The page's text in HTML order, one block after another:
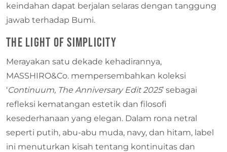
keindahan dapat berjalan selaras dengan tanggung
jawab terhadap Bumi.
The Light of Simplicity
Merayakan satu dekade kehadirannya,
MASSHIRO&Co. mempersembahkan koleksi
‘Continuum, The Anniversary Edit 2025’ sebagai
refleksi kematangan estetik dan filosofi
kesederhanaan yang elegan. Dalam rona netral
seperti putih, abu-abu muda, navy, dan hitam, label
ini menuturkan kisah tentang kontinuitas dan